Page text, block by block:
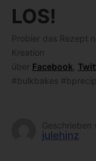
LOS!
Probier das Rezept
Kreation
über Facebook
#bulkbakes
Geschrieben
julehinz